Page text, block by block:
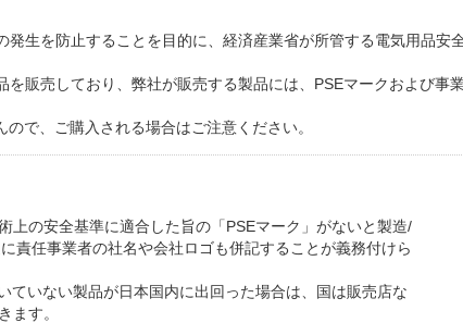
生を防止することを目的に、経済産業省が所管する電気用品安
販売しており、弊社が販売する製品には、PSEマークおよび事
で、ご購入される場合はご注意ください。
上の安全基準に適合した旨の「PSEマーク」がないと製造/
責任事業者の社名や会社ロゴも併記することが義務付けら
ていない製品が日本国内に出回った場合は、国は販売店な
ます。